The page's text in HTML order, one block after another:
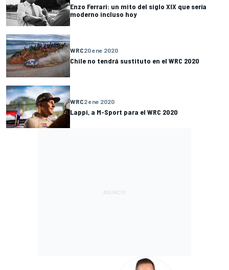
Enzo Ferrari: un mito del siglo XIX que sería
moderno incluso hoy
WRC20 ene 2020
Chile no tendrá sustituto en el WRC 2020
WRC2 ene 2020
Lappi, a M-Sport para el WRC 2020